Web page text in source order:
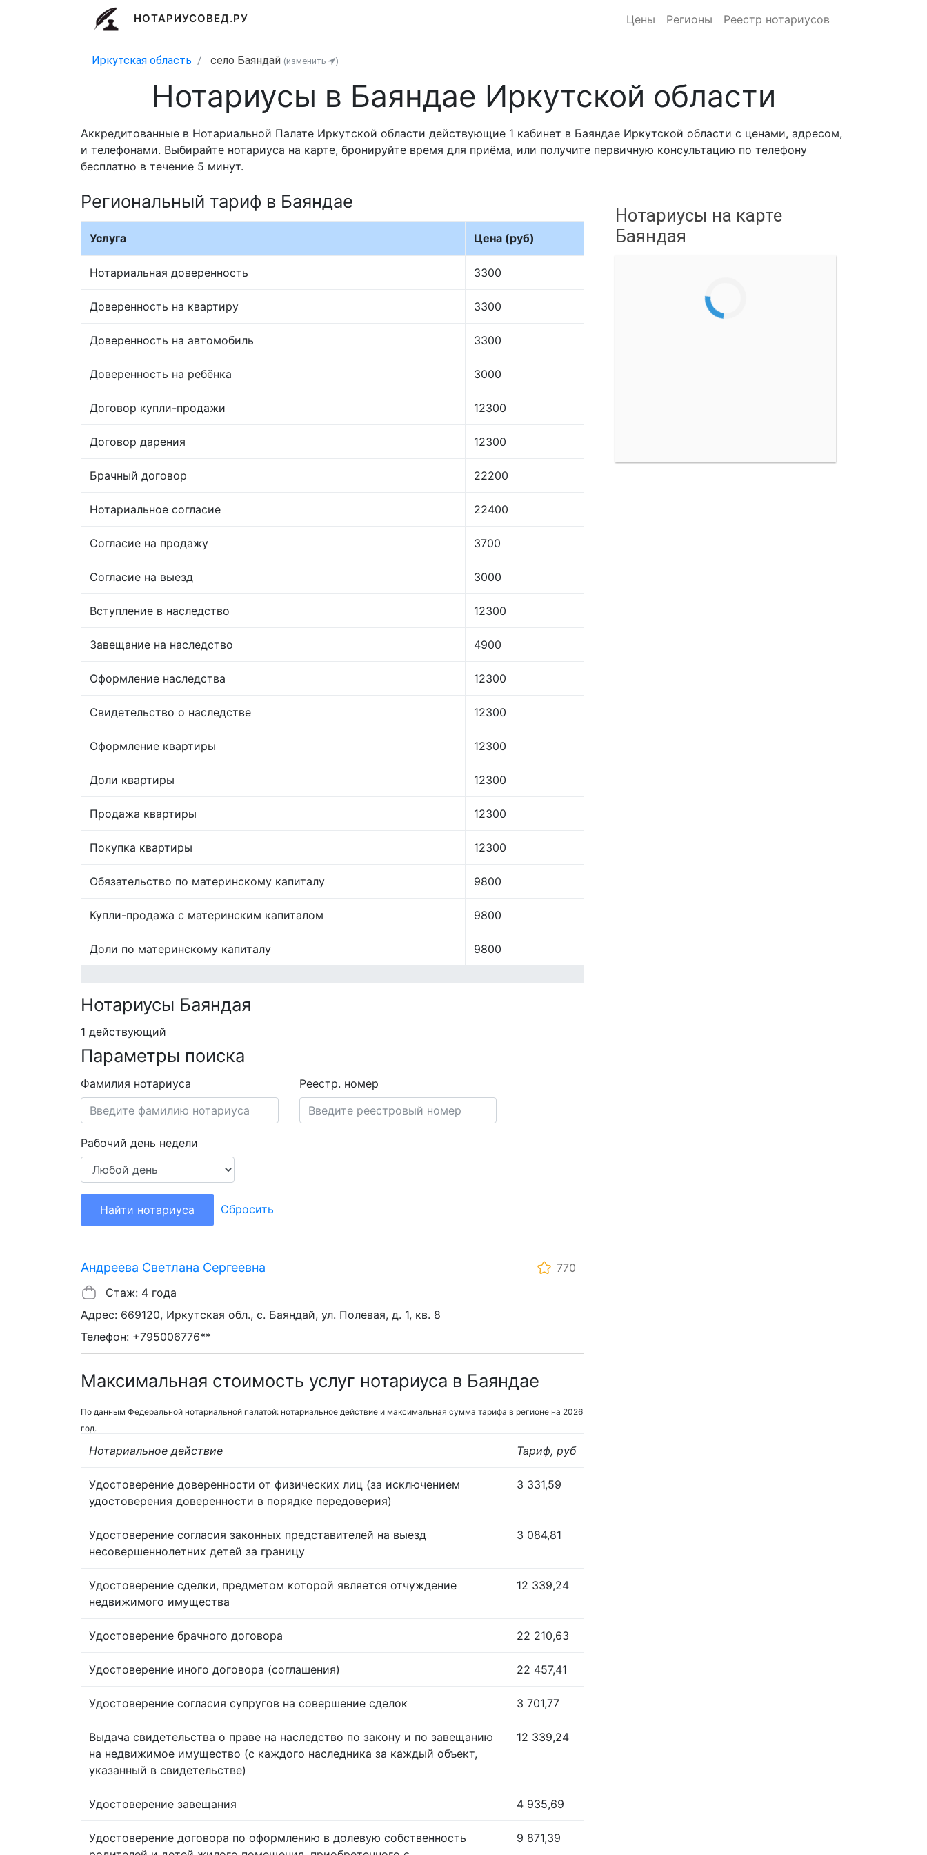
НОТАРИУСОВЕД.РУ Цены Регионы Реестр нотариусов
Иркутская область село Баяндай (изменить )
Нотариусы в Баяндае Иркутской области
Аккредитованные в Нотариальной Палате Иркутской области действующие 1 кабинет в Баяндае Иркутской области с ценами, адресом,
и телефонами. Выбирайте нотариуса на карте, бронируйте время для приёма, или получите первичную консультацию по телефону
бесплатно в течение 5 минут.
Региональный тариф в Баяндае
Услуга Цена (руб)
Нотариальная доверенность 3300
Доверенность на квартиру 3300
Доверенность на автомобиль 3300
Доверенность на ребёнка 3000
Договор купли-продажи 12300
Договор дарения 12300
Брачный договор 22200
Нотариальное согласие 22400
Согласие на продажу 3700
Согласие на выезд 3000
Вступление в наследство 12300
Завещание на наследство 4900
Оформление наследства 12300
Свидетельство о наследстве 12300
Оформление квартиры 12300
Доли квартиры 12300
Продажа квартиры 12300
Покупка квартиры 12300
Обязательство по материнскому капиталу 9800
Купли-продажа с материнским капиталом 9800
Доли по материнскому капиталу 9800
Нотариусы Баяндая
1 действующий
Параметры поиска
Фамилия нотариуса Реестр. номер
Рабочий день недели
Найти нотариуса Сбросить
Андреева Светлана Сергеевна
770
Стаж: 4 года
Адрес: 669120, Иркутская обл., с. Баяндай, ул. Полевая, д. 1, кв. 8
Телефон: +795006776**
Максимальная стоимость услуг нотариуса в Баяндае
По данным Федеральной нотариальной палатой: нотариальное действие и максимальная сумма тарифа в регионе на 2026
год.
Нотариальное действие Тариф, руб
Удостоверение доверенности от физических лиц (за исключением
удостоверения доверенности в порядке передоверия)
3 331,59
Удостоверение согласия законных представителей на выезд
несовершеннолетних детей за границу
3 084,81
Удостоверение сделки, предметом которой является отчуждение
недвижимого имущества
12 339,24
Удостоверение брачного договора 22 210,63
Удостоверение иного договора (соглашения) 22 457,41
Удостоверение согласия супругов на совершение сделок 3 701,77
Выдача свидетельства о праве на наследство по закону и по завещанию
на недвижимое имущество (с каждого наследника за каждый объект,
указанный в свидетельстве)
12 339,24
Удостоверение завещания 4 935,69
Удостоверение договора по оформлению в долевую собственность
9 871,39
Нотариусы на карте
Баяндая